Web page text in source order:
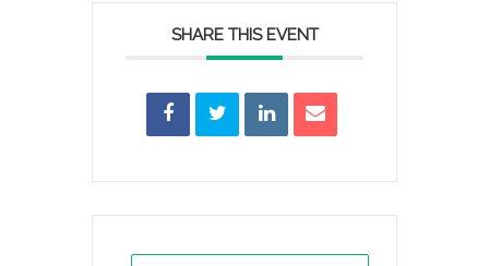
SHARE THIS EVENT